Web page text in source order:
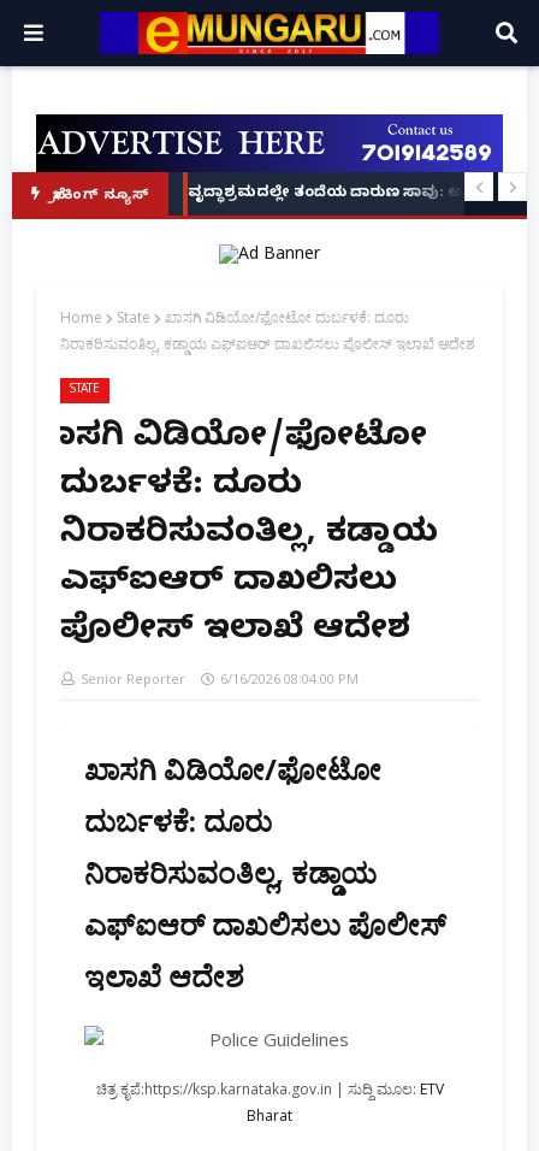
ಬ್ರೇಕಿಂಗ್ ನ್ಯೂಸ್
ನಟಿಸಿದ್ದೆ: ನಟಿ ಸುಸ್ಮಿತಾ ಮುಖರ್ಜಿ ಕಣ್ಣೀರಿನ ಹಣೆಬರಹ!
ಕೇರಳದಲ್ಲಿ NIA ಕಾರ್ಯಾಚರಣೆ, ಮತ್ತೊಬ್ಬ ಪ್ರಮುಖ ಆರೋಪಿ ವಶಕ್ಕೆ!
ವೃದ್ಧಾಶ್ರಮದಲ್ಲೇ ತಂದೆಯ ದಾರುಣ ಸಾವು:
Home State
ಖಾಸಗಿ ವಿಡಿಯೋ/ಫೋಟೋ ದುರ್ಬಳಕೆ: ದೂರು
ನಿರಾಕರಿಸುವಂತಿಲ್ಲ, ಕಡ್ಡಾಯ ಎಫ್‌ಐಆರ್ ದಾಖಲಿಸಲು ಪೊಲೀಸ್ ಇಲಾಖೆ ಆದೇಶ
STATE
ಖಾಸಗಿ ವಿಡಿಯೋ/ಫೋಟೋ
ದುರ್ಬಳಕೆ: ದೂರು
ನಿರಾಕರಿಸುವಂತಿಲ್ಲ, ಕಡ್ಡಾಯ
ಎಫ್‌ಐಆರ್ ದಾಖಲಿಸಲು
ಪೊಲೀಸ್ ಇಲಾಖೆ ಆದೇಶ
Senior Reporter 6/16/2026 08:04:00 PM
ಖಾಸಗಿ ವಿಡಿಯೋ/ಫೋಟೋ
ದುರ್ಬಳಕೆ: ದೂರು
ನಿರಾಕರಿಸುವಂತಿಲ್ಲ, ಕಡ್ಡಾಯ
ಎಫ್‌ಐಆರ್ ದಾಖಲಿಸಲು ಪೊಲೀಸ್
ಇಲಾಖೆ ಆದೇಶ
ಚಿತ್ರ ಕೃಪೆ:https://ksp.karnataka.gov.in | ಸುದ್ದಿ ಮೂಲ: ETV
Bharat